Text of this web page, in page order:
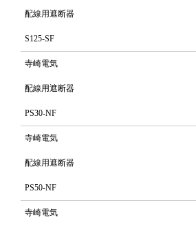
配線用遮断器
S125-SF
寺崎電気
配線用遮断器
PS30-NF
寺崎電気
配線用遮断器
PS50-NF
寺崎電気